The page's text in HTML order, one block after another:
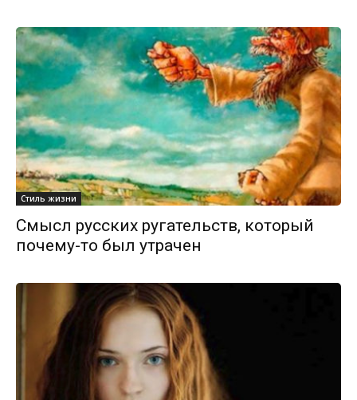
Стиль жизни
Смысл русских ругательств, который
почему-то был утрачен